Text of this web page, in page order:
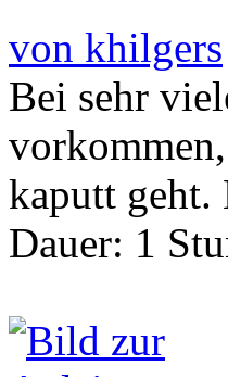
von khilgers
Bei sehr
kaputt geht.
Dauer: 1